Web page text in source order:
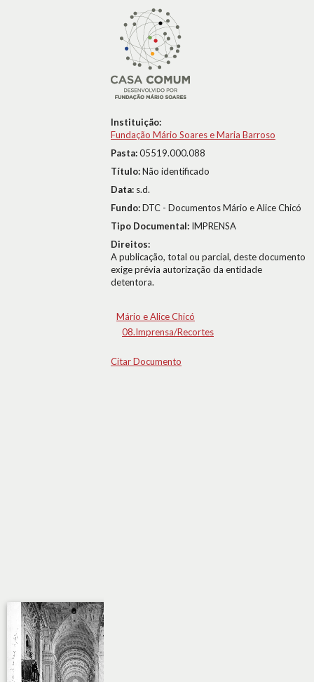
Instituição:
Fundação Mário Soares e Maria Barroso
Pasta:05519.000.088
Título:Não identificado
Data: s.d.
Fundo:DTC - Documentos Mário e Alice Chicó
Tipo Documental: IMPRENSA
Direitos:
A publicação, total ou parcial, deste documento
exige prévia autorização da entidade
detentora.
Mário e Alice Chicó
08.Imprensa/Recortes
Citar Documento